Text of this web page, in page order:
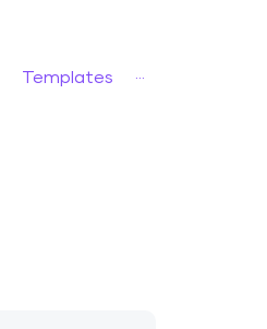
Templates ···